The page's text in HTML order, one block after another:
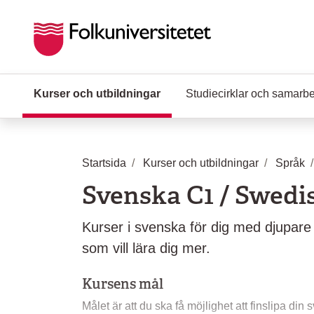
Kurser och utbildningar (Aktuell sida)
Studiecirklar och
Startsida Kurser och utbildningar Språk
Svenska C1 /
Kurser i svenska för dig med
som vill lära dig mer.
Kursens mål
Målet är att du ska få möjlighet att finslipa din